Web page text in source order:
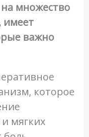
множество
имеет
важно
которое
мягких